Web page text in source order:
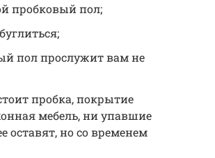
пробковый пол;
пол прослужит вам не
пробка, покрытие
мебель, ни упавшие
оставят, но со временем